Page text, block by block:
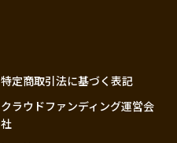
特定商取引法に基づく表記
クラウドファンディング運営会
社